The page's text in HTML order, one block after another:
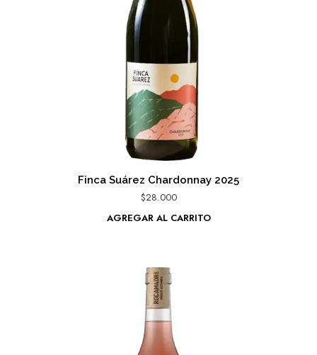
Finca Suárez Chardonnay 2025
$28.000
AGREGAR AL CARRITO